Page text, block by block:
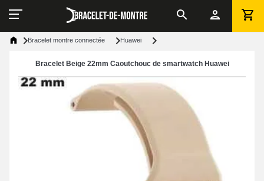
Bracelet montre connectée Huawei
Bracelet Beige 22mm Caoutchouc de smartwatch Huawei